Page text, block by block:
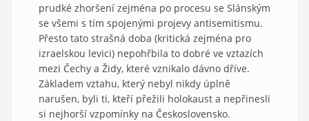
prudké zhoršení zejména po procesu se Slánským
se všemi s tím spojenými projevy antisemitismu.
Přesto tato strašná doba (kritická zejména pro
izraelskou levici) nepohřbila to dobré ve vztazích
mezi Čechy a Židy, které vznikalo dávno dříve.
Základem vztahu, který nebyl nikdy úplně
narušen, byli ti, kteří přežili holokaust a nepřinesli
si nejhorší vzpomínky na Československo.